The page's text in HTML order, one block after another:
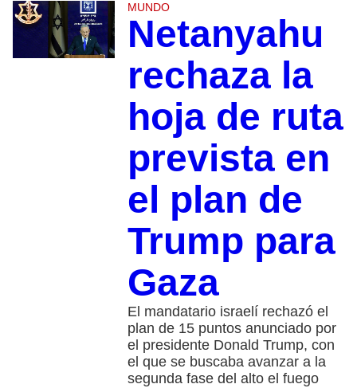
MUNDO
Netanyahu
rechaza la
hoja de ruta
prevista en
el plan de
Trump para
Gaza
El mandatario israelí rechazó el
plan de 15 puntos anunciado por
el presidente Donald Trump, con
el que se buscaba avanzar a la
segunda fase del alto el fuego